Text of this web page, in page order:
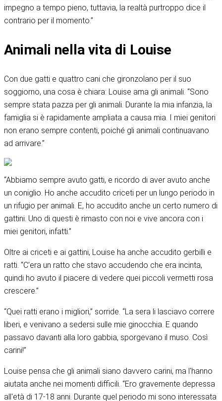
impegno a tempo pieno, tuttavia, la realtà purtroppo dice il
contrario per il momento.”
Animali nella vita di Louise
Con due gatti e quattro cani che gironzolano per il suo
soggiorno, una cosa è chiara: Louise ama gli animali. “Sono
sempre stata pazza per gli animali. Durante la mia infanzia, la
famiglia si è rapidamente ampliata a causa mia. I miei genitori
non erano sempre contenti, poiché gli animali continuavano
ad arrivare.”
“Abbiamo sempre avuto gatti, e ricordo di aver avuto anche
un coniglio. Ho anche accudito criceti per un lungo periodo in
un rifugio per animali. E, ho accudito anche un certo numero di
gattini. Uno di questi è rimasto con noi e vive ancora con i
miei genitori, infatti.”
Oltre ai criceti e ai gattini, Louise ha anche accudito gerbilli e
ratti. “C'era un ratto che stavo accudendo che era incinta,
quindi ho avuto il piacere di vedere quei piccoli vermetti rosa
crescere.”
“Quei ratti erano i migliori,” sorride. “La sera li lasciavo correre
liberi, e venivano a sedersi sulle mie ginocchia. E quando
passavo davanti alla loro gabbia, sporgevano il muso. Così
carini!”
Louise pensa che gli animali siano davvero carini, ma l'hanno
aiutata anche nei momenti difficili. “Ero gravemente depressa
all'età di 17-18 anni. Durante quel periodo mi sono interessata